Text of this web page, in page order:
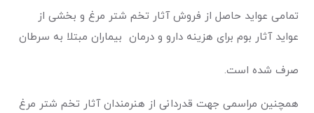
تمامی عواید حاصل از فروش آثار تخم شتر مرغ و بخشی از
عواید آثار بوم برای هزینه دارو و درمان بیماران مبتلا به سرطان
صرف شده است.
همچنین مراسمی جهت قدردانی از هنرمندان آثار تخم شتر مرغ